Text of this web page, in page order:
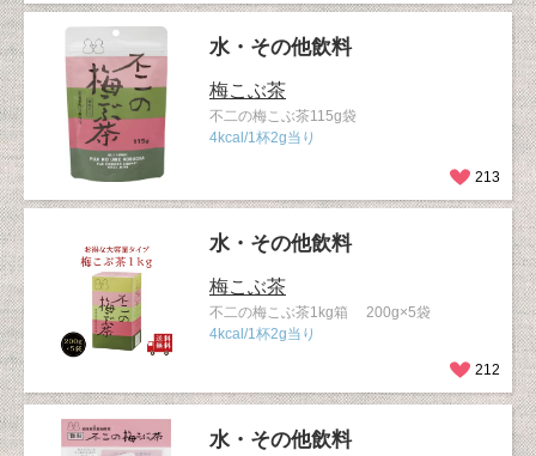
水・その他飲料
梅こぶ茶
不二の梅こぶ茶115g袋
4kcal/1杯2g当り
213
水・その他飲料
梅こぶ茶
不二の梅こぶ茶1kg箱 200g×5袋
4kcal/1杯2g当り
212
水・その他飲料